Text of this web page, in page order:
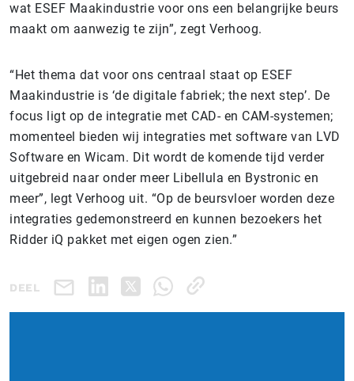
wat ESEF Maakindustrie voor ons een belangrijke beurs
maakt om aanwezig te zijn”, zegt Verhoog.
“Het thema dat voor ons centraal staat op ESEF
Maakindustrie is ‘de digitale fabriek; the next step’. De
focus ligt op de integratie met CAD- en CAM-systemen;
momenteel bieden wij integraties met software van LVD
Software en Wicam. Dit wordt de komende tijd verder
uitgebreid naar onder meer Libellula en Bystronic en
meer”, legt Verhoog uit. “Op de beursvloer worden deze
integraties gedemonstreerd en kunnen bezoekers het
Ridder iQ pakket met eigen ogen zien.”
DEEL